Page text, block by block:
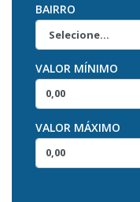
BAIRRO
VALOR MÍNIMO
VALOR MÁXIMO